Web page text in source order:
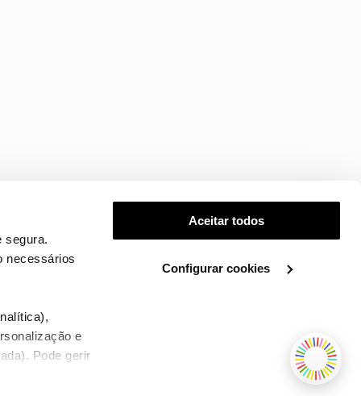
segura.
necessários
e
Pode gerir
Aceitar todos
Configurar cookies